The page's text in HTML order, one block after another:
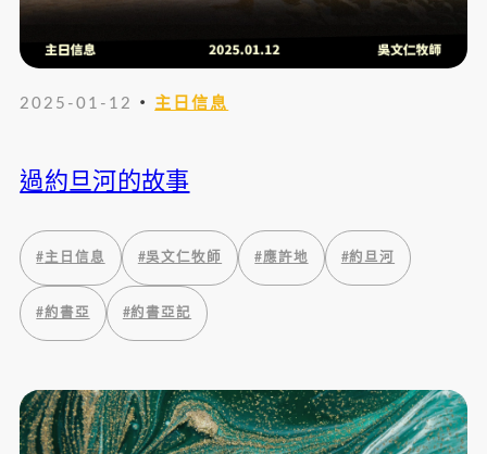
2025-01-12 ・ 主日信息
過約旦河的故事
#主日信息 #吳文仁牧師 #應許地 #約旦河
#約書亞 #約書亞記